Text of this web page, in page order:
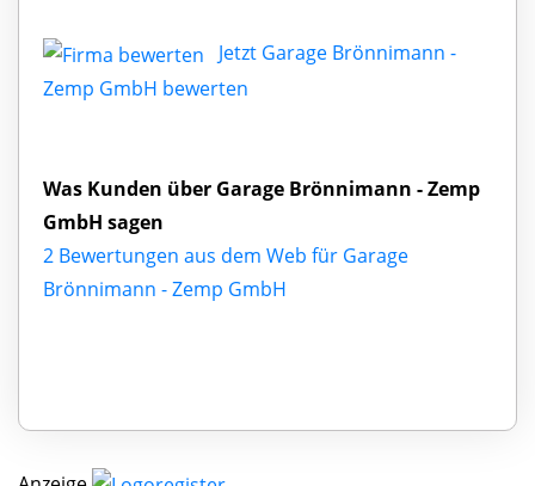
Jetzt Garage Brönnimann -
Zemp GmbH bewerten
Was Kunden über Garage Brönnimann - Zemp
GmbH sagen
2 Bewertungen aus dem Web für Garage
Brönnimann - Zemp GmbH